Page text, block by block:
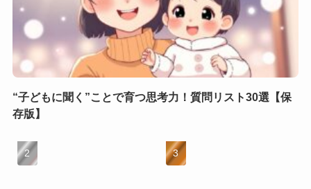
“子どもに聞く”ことで育つ思考力！質問リスト30選【保
存版】